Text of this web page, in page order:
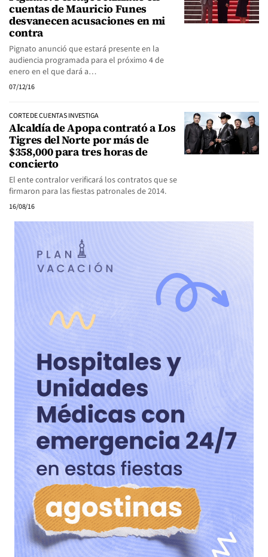
cuentas de Mauricio Funes
desvanecen acusaciones en mi
contra
Pignato anunció que estará presente en la
audiencia programada para el próximo 4 de
enero en el que dará a…
07/12/16
CORTE DE CUENTAS INVESTIGA
Alcaldía de Apopa contrató a Los
Tigres del Norte por más de
$358,000 para tres horas de
concierto
El ente contralor verificará los contratos que se
firmaron para las fiestas patronales de 2014.
16/08/16